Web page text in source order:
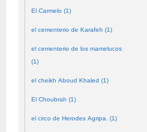
El Carmelo (1)
el cementerio de Karafeh (1)
el cementerio de los mamelucos
(1)
el cheikh Aboud Khaled (1)
El Choubrah (1)
el circo de Herodes Agripa. (1)